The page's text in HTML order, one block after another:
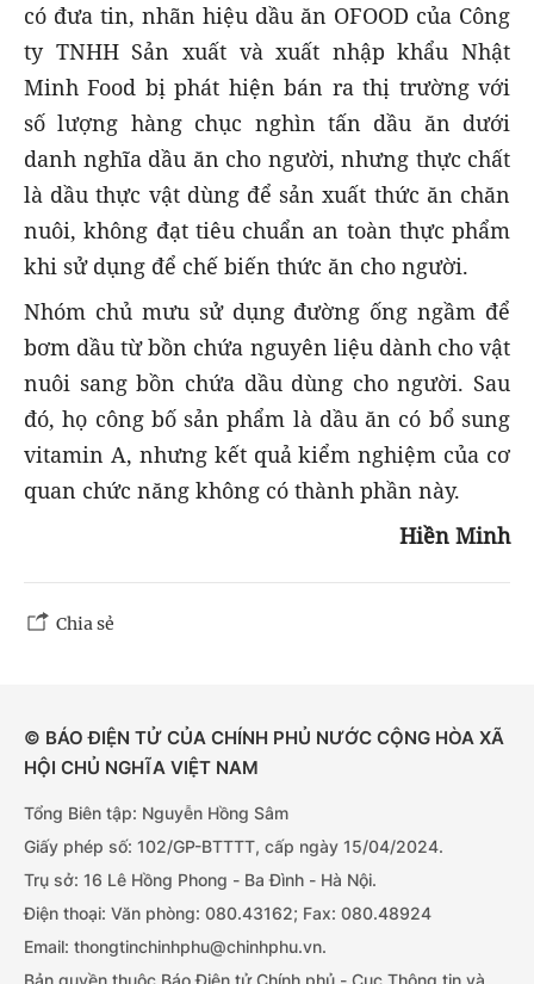
có đưa tin, nhãn hiệu dầu ăn OFOOD của Công
ty TNHH Sản xuất và xuất nhập khẩu Nhật
Minh Food bị phát hiện bán ra thị trường với
số lượng hàng chục nghìn tấn dầu ăn dưới
danh nghĩa dầu ăn cho người, nhưng thực chất
là dầu thực vật dùng để sản xuất thức ăn chăn
nuôi, không đạt tiêu chuẩn an toàn thực phẩm
khi sử dụng để chế biến thức ăn cho người.
Nhóm chủ mưu sử dụng đường ống ngầm để
bơm dầu từ bồn chứa nguyên liệu dành cho vật
nuôi sang bồn chứa dầu dùng cho người. Sau
đó, họ công bố sản phẩm là dầu ăn có bổ sung
vitamin A, nhưng kết quả kiểm nghiệm của cơ
quan chức năng không có thành phần này.
Hiền Minh
Chia sẻ
© BÁO ĐIỆN TỬ CỦA CHÍNH PHỦ NƯỚC CỘNG HÒA XÃ
HỘI CHỦ NGHĨA VIỆT NAM
Tổng Biên tập: Nguyễn Hồng Sâm
Giấy phép số: 102/GP-BTTTT, cấp ngày 15/04/2024.
Trụ sở: 16 Lê Hồng Phong - Ba Đình - Hà Nội.
Điện thoại: Văn phòng: 080.43162; Fax: 080.48924
Email: thongtinchinhphu@chinhphu.vn.